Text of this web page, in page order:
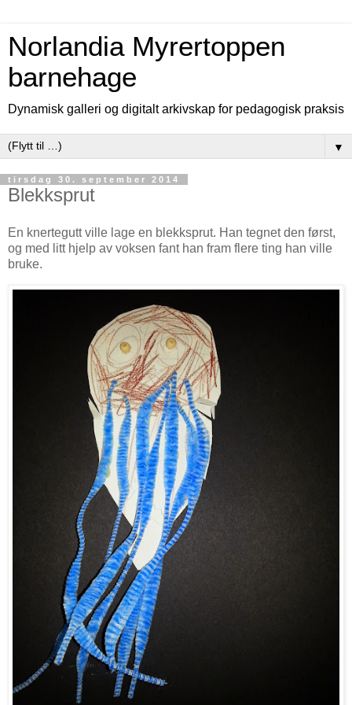
Norlandia Myrertoppen
barnehage
Dynamisk galleri og digitalt arkivskap for pedagogisk praksis
▼
tirsdag 30. september 2014
Blekksprut
En knertegutt ville lage en blekksprut. Han tegnet den først,
og med litt hjelp av voksen fant han fram flere ting han ville
bruke.